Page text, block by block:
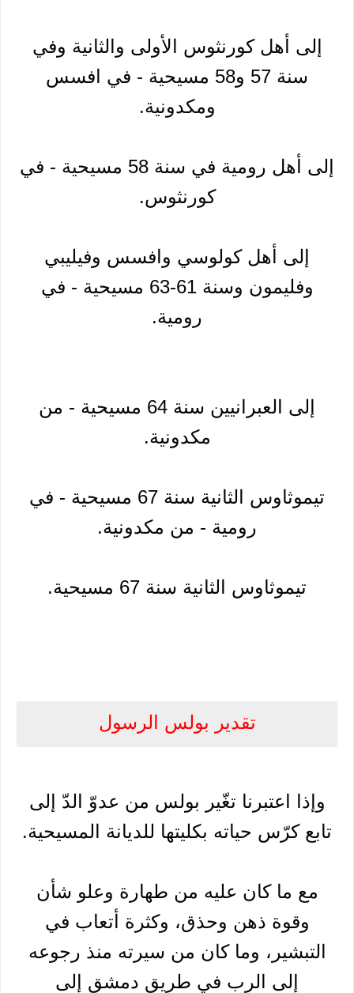
إلى أهل كورنثوس الأولى والثانية وفي
سنة 57 و58 مسيحية - في افسس
ومكدونية.
إلى أهل رومية في سنة 58 مسيحية - في
كورنثوس.
إلى أهل كولوسي وافسس وفيليبي
وفليمون وسنة 61-63 مسيحية - في
رومية.
إلى العبرانيين سنة 64 مسيحية - من
مكدونية.
تيموثاوس الثانية سنة 67 مسيحية - في
رومية - من مكدونية.
تيموثاوس الثانية سنة 67 مسيحية.
تقدير بولس الرسول
وإذا اعتبرنا تغّير بولس من عدوّ الدّ إلى
تابع كرّس حياته بكليتها للديانة المسيحية.
مع ما كان عليه من طهارة وعلو شأن
وقوة ذهن وحذق، وكثرة أتعاب في
التبشير، وما كان من سيرته منذ رجوعه
إلى الرب في طريق دمشق إلى